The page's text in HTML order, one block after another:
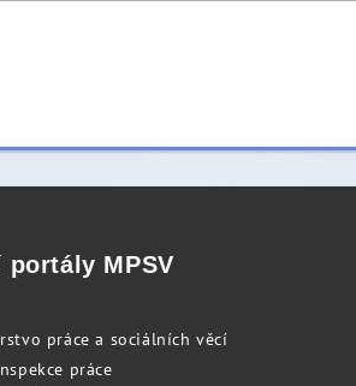
portály MPSV
práce a sociálních věcí
práce